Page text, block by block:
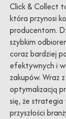
Click & Collect
która przynosi
producentom.
szybkim
coraz bardziej
efektywnych i
zakupów. Wraz
optymalizacją
się, że
przyszłości